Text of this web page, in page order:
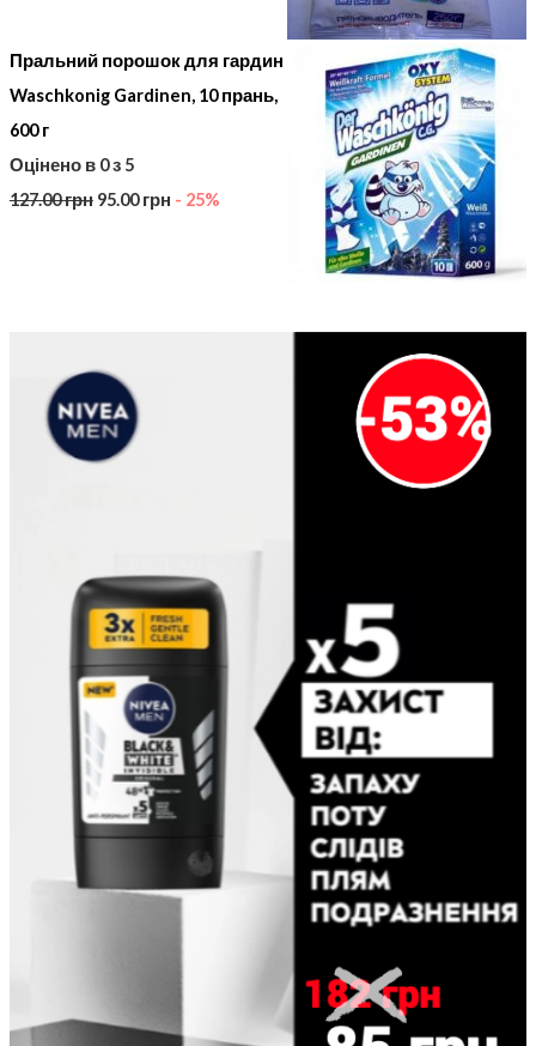
Пральний порошок для гардин
Waschkonig Gardinen, 10 прань,
600 г
Оцінено в 0з 5
127.00грн 95.00грн - 25%